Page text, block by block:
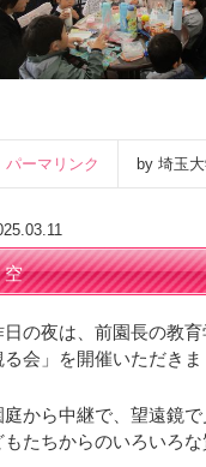
パーマリンク by 埼玉
空
日の夜は、前園長の教
る会」を開催いただき
庭から中継で、望遠鏡
もたちからのいろいろ